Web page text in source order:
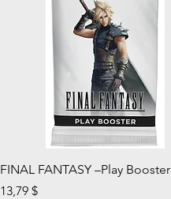
Aperçu rapide
FINAL FANTASY –Play Booster
Prix
13,79 $